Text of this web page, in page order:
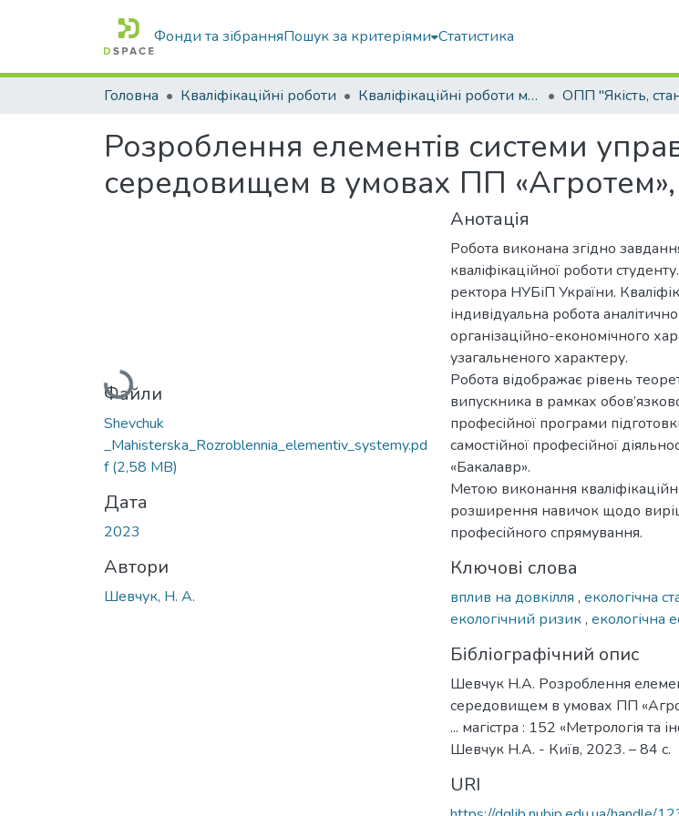
Фонди та зібранняПошук за критеріями Статистика
Головна Кваліфікаційні роботи Кваліфікаційні роботи магістрів
Розроблення елементів системи
середовищем в умовах ПП «Агротем»,
Вантажиться...
Файли
Shevchuk
_Mahisterska_Rozroblennia_elementiv_systemy.pd
f(2,58 MB)
Дата
2023
Автори
Шевчук, Н. А.
Анотація
Робота виконана згідно
кваліфікаційної роботи
ректора НУБіП України.
індивідуальна робота
організаційно-економічного
узагальненого характеру.
Робота відображає рівень
випускника в рамках
професійної програми
самостійної професійної
«Бакалавр».
Метою виконання
розширення навичок щодо
професійного спрямування.
Ключові слова
вплив на довкілля , екологічна
екологічний ризик, екологічна
Бібліографічний опис
Шевчук Н.А. Розроблення
середовищем в умовах ПП
... магістра : 152 «Метрологія
Шевчук Н.А. - Київ, 2023. – 84 с.
URI